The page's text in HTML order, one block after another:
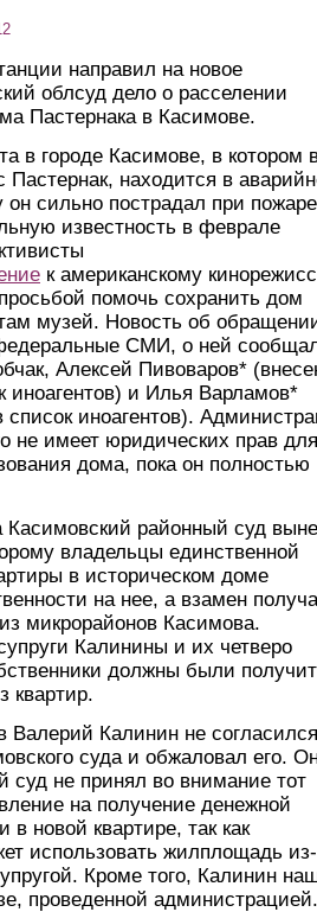
направил на новое
облсуд дело о расселении
Пастернака в Касимове.
в городе Касимове, в котором
Пастернак, находится в
он сильно пострадал при
известность в феврале
к американскому
помочь сохранить дом
музей. Новость об
СМИ, о ней
Алексей Пивоваров*
и Илья Варламов*
иноагентов).
не имеет юридических прав для
дома, пока он полностью
Касимовский районный суд
владельцы единственной
в историческом доме
на нее, а взамен
микрорайонов Касимова.
Калинины и их четверо
должны были
квартир.
Валерий Калинин не
суда и обжаловал его.
суд не принял во внимание тот
на получение денежной
новой квартире, так как
использовать жилплощадь
Кроме того, Калинин
проведенной администрацией.